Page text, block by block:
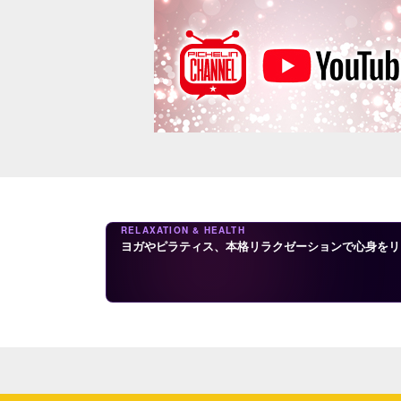
RELAXATION & HEALTH
ヨガやピラティス、本格リラクゼーションで心身を